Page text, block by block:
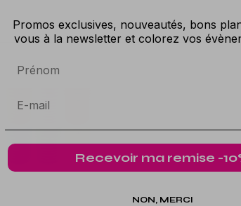
Promos exclusives, nouveautés, bons
vous à la newsletter et colorez vos
Prénom
Recevoir ma remise -
NON, MERCI